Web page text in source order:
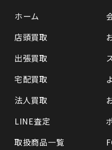
ホーム
店頭買取
出張買取
宅配買取
法人買取
LINE査定
取扱商品一覧